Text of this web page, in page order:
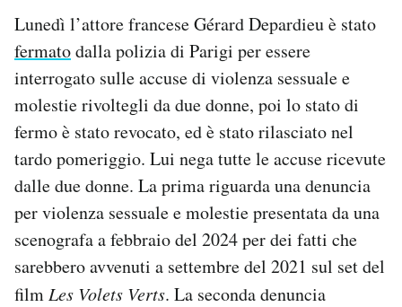
CALENDARIO
AREA PERSONALE
Area Personale
Newsletter
Notifiche mobile
Hai bisogno di aiuto?
Esci
Lunedì l’attore francese Gérard Depardieu è stato
fermatodalla polizia di Parigi per essere
interrogato sulle accuse di violenza sessuale e
molestie rivoltegli da due donne, poi lo stato di
fermo è stato revocato, ed è stato rilasciato nel
tardo pomeriggio. Lui nega tutte le accuse ricevute
dalle due donne. La prima riguarda una denuncia
per violenza sessuale e molestie presentata da una
scenografa a febbraio del 2024 per dei fatti che
sarebbero avvenuti a settembre del 2021 sul set del
film Les Volets Verts. La seconda denuncia